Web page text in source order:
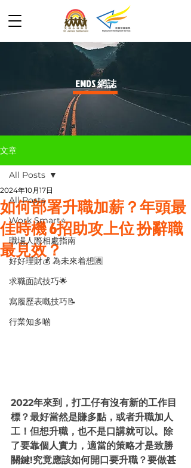
​EMDS 網誌
文章
All Posts
Work Smart⭐️
職場人際相處指南
好好理財💰 為未來着想🈵
求職面試技巧🌟
寫履歷表嘅技巧📝
行業知多啲
All Posts
如何部署升職加薪？年頭最
佳時機 6招助攻上位 扮辭職
最見效？
2024年10月17日
2022年來到，打工仔有沒有新的工作目
標？最好當然是賺多點，或者升職加人
工！但想升職，也不是口講就可以。除
了要靠個人實力，適當的策略才是致勝
關鍵!究竟應該如何開口要升職？要做甚